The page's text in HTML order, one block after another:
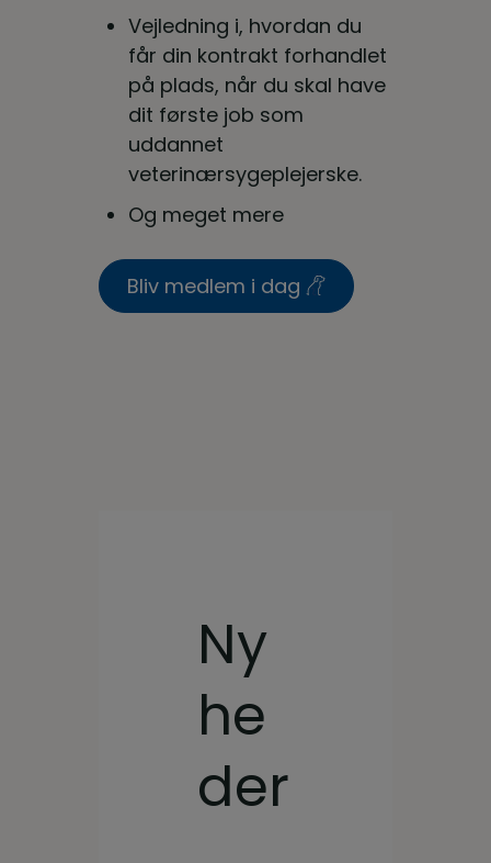
Vejledning i, hvordan du
får din kontrakt forhandlet
på plads, når du skal have
dit første job som
uddannet
veterinærsygeplejerske.
Og meget mere
Bliv medlem i dag
Ny
he
der